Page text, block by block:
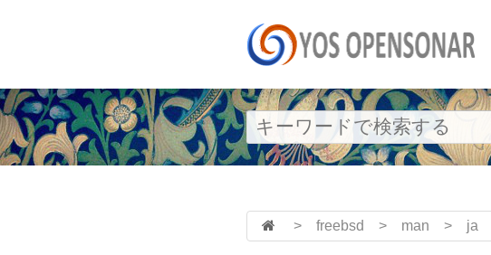
> freebsd > man > ja